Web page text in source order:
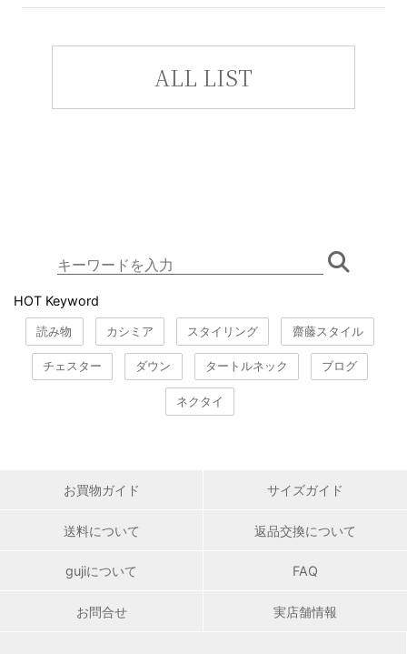
ALL LIST
HOT Keyword
読み物 カシミア スタイリング 齋藤スタイル
チェスター ダウン タートルネック ブログ
ネクタイ
お買物ガイド サイズガイド
送料について 返品交換について
gujiについて FAQ
お問合せ 実店舗情報